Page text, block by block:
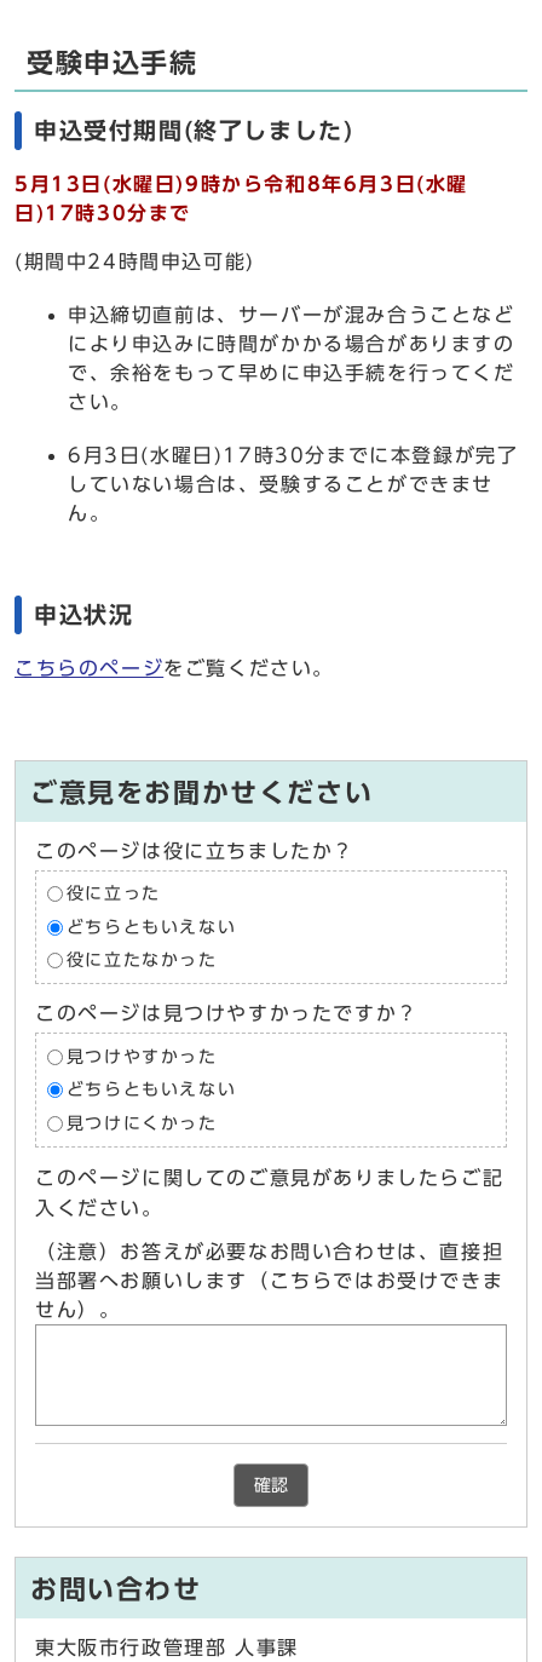
受験申込手続
申込受付期間(終了しました)
5月13日(水曜日)9時から令和8年6月3日(水曜
日)17時30分まで
(期間中24時間申込可能)
申込締切直前は、サーバーが混み合うことなど
により申込みに時間がかかる場合がありますの
で、余裕をもって早めに申込手続を行ってくだ
さい。
6月3日(水曜日)17時30分までに本登録が完了
していない場合は、受験することができませ
ん。
申込状況
こちらのページをご覧ください。
ご意見をお聞かせください
このページは役に立ちましたか？
役に立った
どちらともいえない
役に立たなかった
このページは見つけやすかったですか？
見つけやすかった
どちらともいえない
見つけにくかった
このページに関してのご意見がありましたらご記
入ください。
（注意）お答えが必要なお問い合わせは、直接担
当部署へお願いします（こちらではお受けできま
せん）。
確認
お問い合わせ
東大阪市行政管理部 人事課